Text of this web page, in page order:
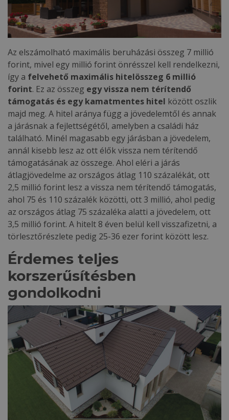
Az elszámolható maximális beruházási összeg 7 millió
forint, mivel egy millió forint önrésszel kell rendelkezni,
így a felvehető maximális hitelösszeg 6 millió
forint. Ez az összeg egy vissza nem térítendő
támogatás és egy kamatmentes hitel között oszlik
majd meg. A hitel aránya függ a jövedelemtől és annak
a járásnak a fejlettségétől, amelyben a családi ház
található. Minél magasabb egy járásban a jövedelem,
annál kisebb lesz az ott élők vissza nem térítendő
támogatásának az összege. Ahol eléri a járás
átlagjövedelme az országos átlag 110 százalékát, ott
2,5 millió forint lesz a vissza nem térítendő támogatás,
ahol 75 és 110 százalék közötti, ott 3 millió, ahol pedig
az országos átlag 75 százaléka alatti a jövedelem, ott
3,5 millió forint. A hitelt 8 éven belül kell visszafizetni, a
törlesztőrészlete pedig 25-36 ezer forint között lesz.
Érdemes teljes
korszerűsítésben
gondolkodni